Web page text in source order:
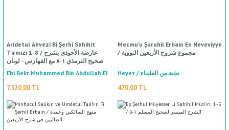
%50
indirim
Aridetul Ahvezi Bi Şerhi Sahihit
Tirmizi 1-8 / عارضة الأحوذي بشرح
صحيح الترمذي ١-٨ مع الفهارس - لونان
Ebi Bekr Muhammed Bin Abdullah El
Maliki İbn Arabi / أبي بكر محمد بن عبد
الله المالكي ابن العربي
7.520,00 TL
Mecmu'u Şuruhil Erbain En Neveviyye
/ مجموع شروح الأربعين النووية
Heyet / نخبة من العلماء
470,00 TL